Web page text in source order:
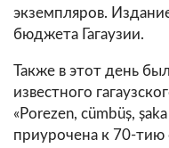
экземпляров.
бюджета Гагаузии.
Также в этот день
известного
«Porezen, cümbüș,
приурочена к 70-тию